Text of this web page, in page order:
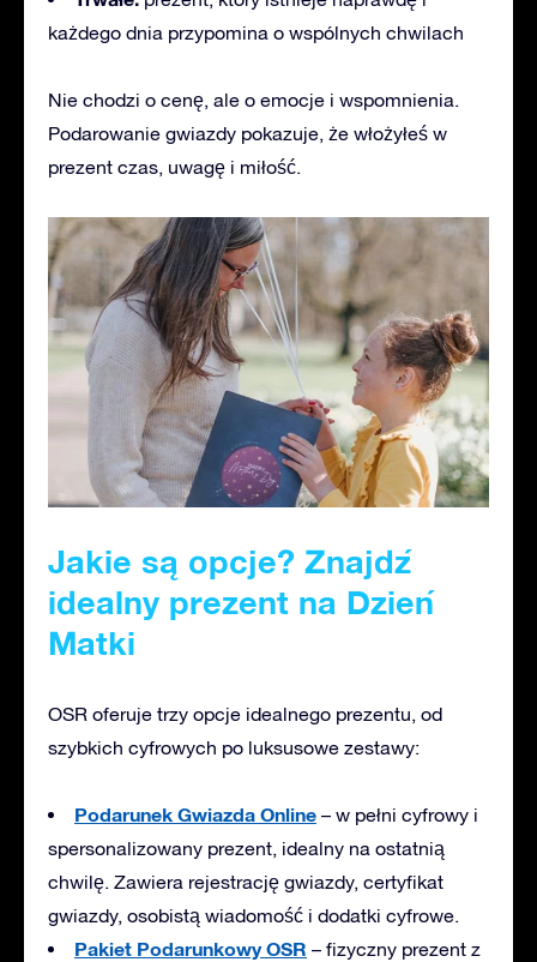
każdego dnia przypomina o wspólnych chwilach
Nie chodzi o cenę, ale o emocje i wspomnienia.
Podarowanie gwiazdy pokazuje, że włożyłeś w
prezent czas, uwagę i miłość.
Jakie są opcje? Znajdź
idealny prezent na Dzień
Matki
OSR oferuje trzy opcje idealnego prezentu, od
szybkich cyfrowych po luksusowe zestawy:
Podarunek Gwiazda Online – w pełni cyfrowy i
spersonalizowany prezent, idealny na ostatnią
chwilę. Zawiera rejestrację gwiazdy, certyfikat
gwiazdy, osobistą wiadomość i dodatki cyfrowe.
Pakiet Podarunkowy OSR – fizyczny prezent z